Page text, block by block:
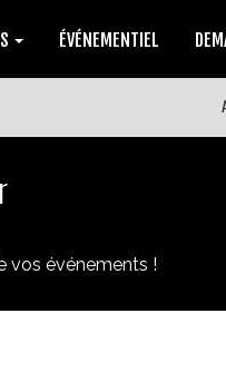
ÉVÉNEMENTIEL
vos événements !